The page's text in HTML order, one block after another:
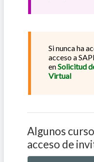
Si nunca ha
acceso a
enSolicitud
Virtual
Algunos
acceso de